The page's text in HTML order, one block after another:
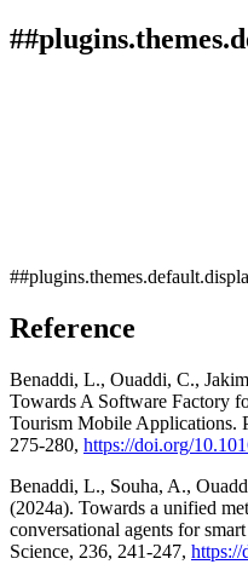
Reference
Benaddi, L., Ouaddi, C.,
Towards A Software Factory
Tourism Mobile Applications.
275-280, https://doi.org/
Benaddi, L., Souha, A.,
(2024a). Towards a unified
conversational agents for
Science, 236, 241-247, https://